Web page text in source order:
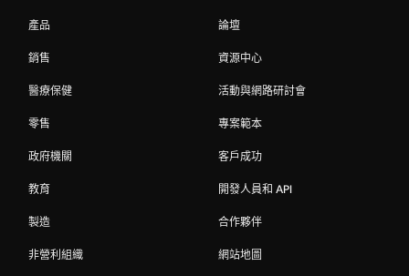
產品
銷售
醫療保健
零售
政府機關
教育
製造
非營利組織
論壇
資源中心
活動與網路研討會
專案範本
客戶成功
開發人員和 API
合作夥伴
網站地圖